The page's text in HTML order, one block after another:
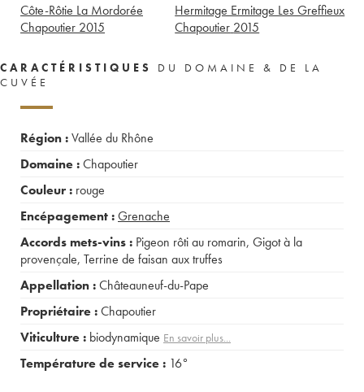
Côte-Rôtie La Mordorée
Chapoutier 2015
Hermitage Ermitage Les Greffieux
Chapoutier 2015
CARACTÉRISTIQUES
DU DOMAINE & DE LA
CUVÉE
Région :Vallée du Rhône
Domaine :Chapoutier
Couleur : rouge
Encépagement :Grenache
Accords mets-vins : Pigeon rôti au romarin, Gigot à la
provençale, Terrine de faisan aux truffes
Appellation :Châteauneuf-du-Pape
Propriétaire :Chapoutier
Viticulture : biodynamique En savoir plus...
Température de service : 16°